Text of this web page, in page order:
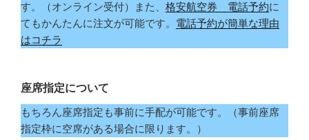
す。（オンライン受付）また、 格安航空券 電話予約に
てもかんたんに注文が可能です。 電話予約が簡単な理由
はコチラ
座席指定について
もちろん座席指定も事前に手配が可能です。（事前座席
指定枠に空席がある場合に限ります。）